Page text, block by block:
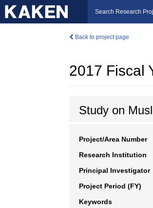
Search Research
Back to project page
2017 Fiscal
Study on
Project/Area Number
Research Institution
Principal Investigator
Project Period (FY)
Keywords